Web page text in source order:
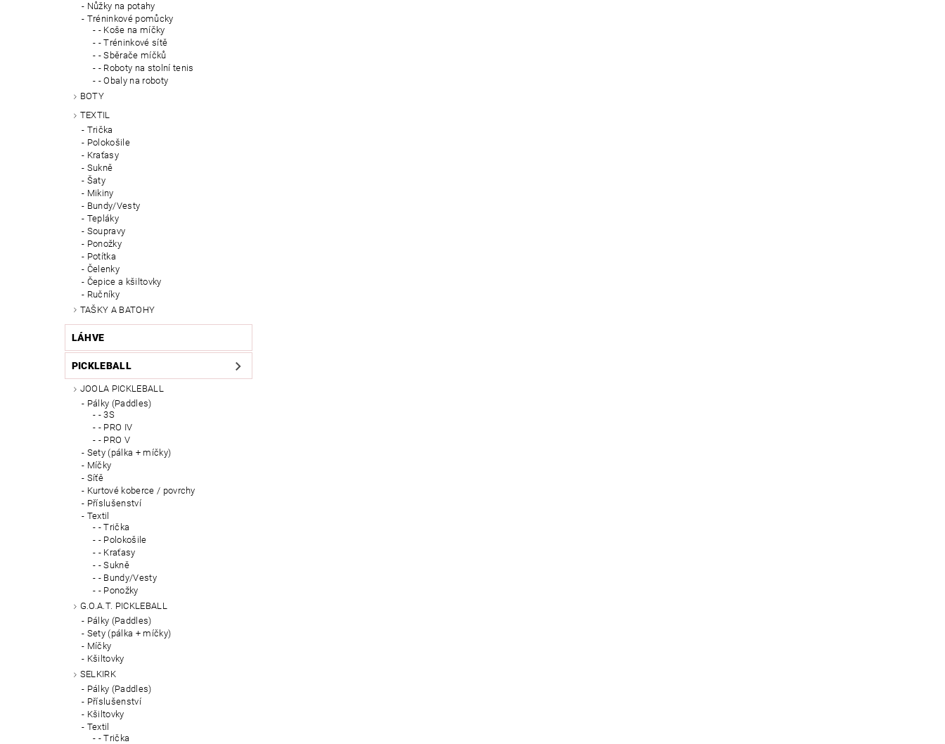
Nůžky na potahy
Tréninkové pomůcky
- Koše na míčky
- Tréninkové sítě
- Sběrače míčků
- Roboty na stolní tenis
- Obaly na roboty
BOTY
TEXTIL
Trička
Polokošile
Kraťasy
Sukně
Šaty
Mikiny
Bundy/Vesty
Tepláky
Soupravy
Ponožky
Potítka
Čelenky
Čepice a kšiltovky
Ručníky
TAŠKY A BATOHY
LÁHVE
PICKLEBALL
JOOLA PICKLEBALL
Pálky (Paddles)
- 3S
- PRO IV
- PRO V
Sety (pálka + míčky)
Míčky
Síťě
Kurtové koberce / povrchy
Příslušenství
Textil
- Trička
- Polokošile
- Kraťasy
- Sukně
- Bundy/Vesty
- Ponožky
G.O.A.T. PICKLEBALL
Pálky (Paddles)
Sety (pálka + míčky)
Míčky
Kšiltovky
SELKIRK
Pálky (Paddles)
Příslušenství
Kšiltovky
Textil
- Trička